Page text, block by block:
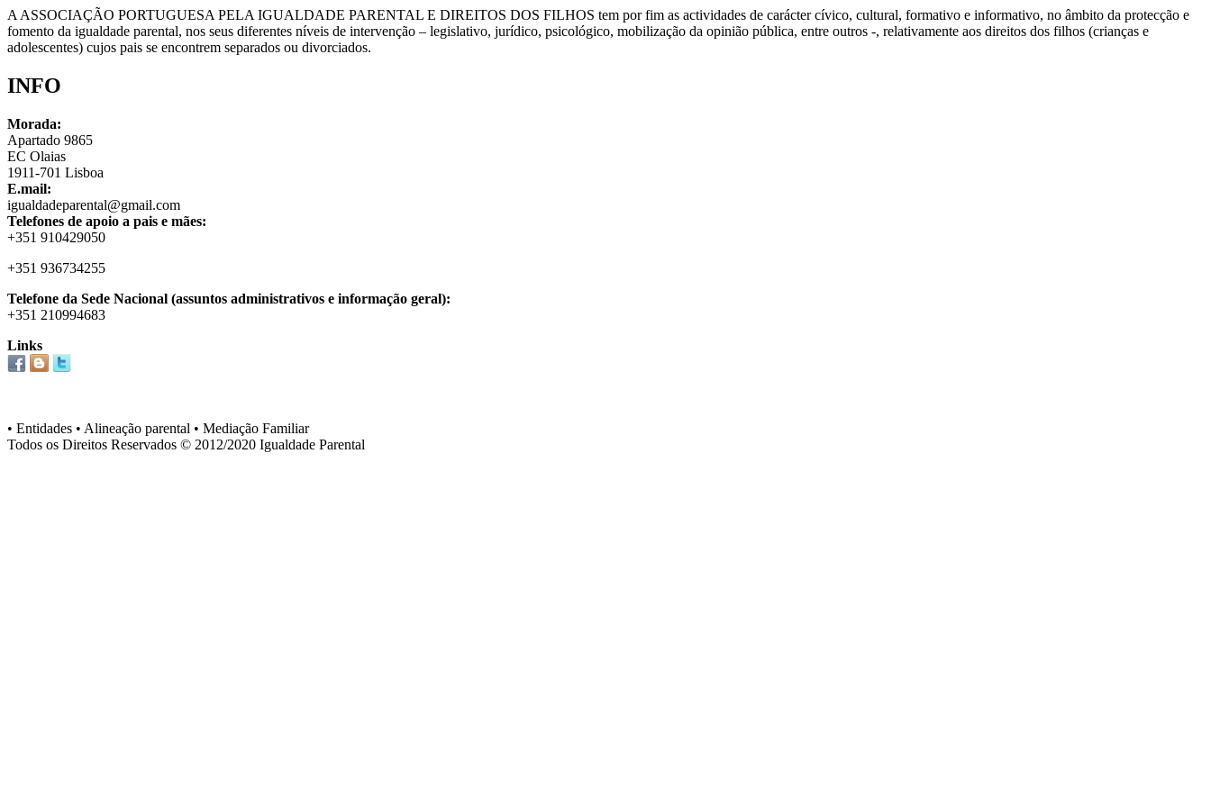
A ASSOCIAÇÃO PORTUGUESA PELA IGUALDADE PARENTAL E DIREITOS DOS FILHOS tem por fim as actividades de carácter cívico, cultural, formativo e informativo, no âmbito da protecção e
fomento da igualdade parental, nos seus diferentes níveis de intervenção – legislativo, jurídico, psicológico, mobilização da opinião pública, entre outros -, relativamente aos direitos dos filhos (crianças e
adolescentes) cujos pais se encontrem separados ou divorciados.
INFO
Morada:
Apartado 9865
EC Olaias
1911-701 Lisboa
E.mail:
igualdadeparental@gmail.com
Telefones de apoio a pais e mães:
+351 910429050
+351 936734255
Telefone da Sede Nacional (assuntos administrativos e informação geral):
+351 210994683
Links
• Entidades • Alineação parental • Mediação Familiar
Todos os Direitos Reservados © 2012/2020 Igualdade Parental